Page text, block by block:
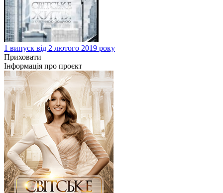
1 випуск від 2 лютого 2019 року
Приховати
Інформація про проєкт